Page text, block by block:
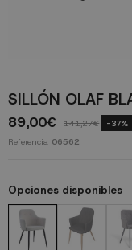
SILLÓN OLAF
89,00€ 141,27€ -37%
Referencia 06562
Opciones disponibles